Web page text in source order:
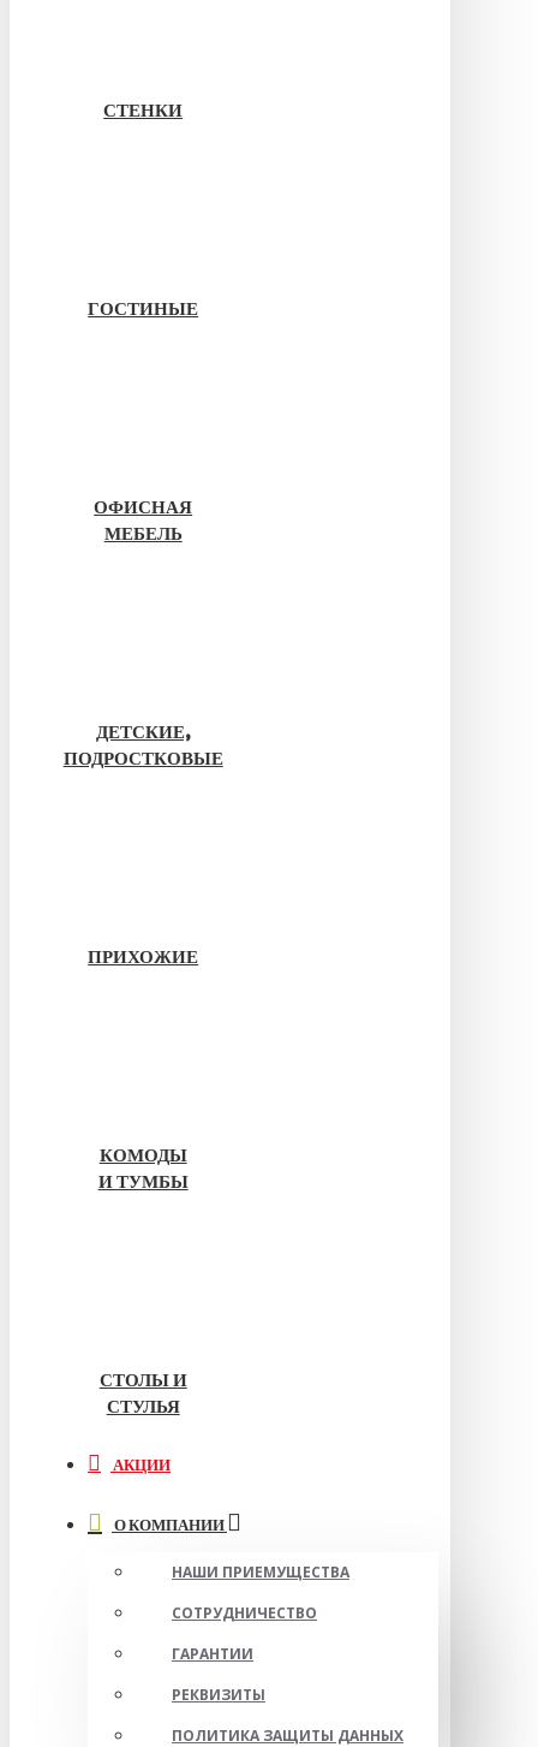
СТЕНКИ
ГОСТИНЫЕ
ОФИСНАЯ
МЕБЕЛЬ
ДЕТСКИЕ,
ПОДРОСТКОВЫЕ
ПРИХОЖИЕ
КОМОДЫ
И ТУМБЫ
СТОЛЫ И
СТУЛЬЯ
АКЦИИ
О КОМПАНИИ
НАШИ ПРИЕМУЩЕСТВА
СОТРУДНИЧЕСТВО
ГАРАНТИИ
РЕКВИЗИТЫ
ПОЛИТИКА ЗАЩИТЫ ДАННЫХ